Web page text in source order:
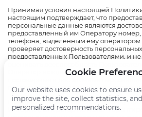
Cookie
Our website uses cookies to ensure
improve the site, collect statistics,
personalized recommendations.
Принимая условия настоящей
настоящим подтверждает, что
персональные данные являются
предоставленный им Оператору
телефона, выделенным ему оператором
проверяет достоверность
предоставленных Пользователями, и
Оператор исходит из того, что
поддерживает их в актуальном
Принимая во внимание специфику
Интернет, Оператор не может